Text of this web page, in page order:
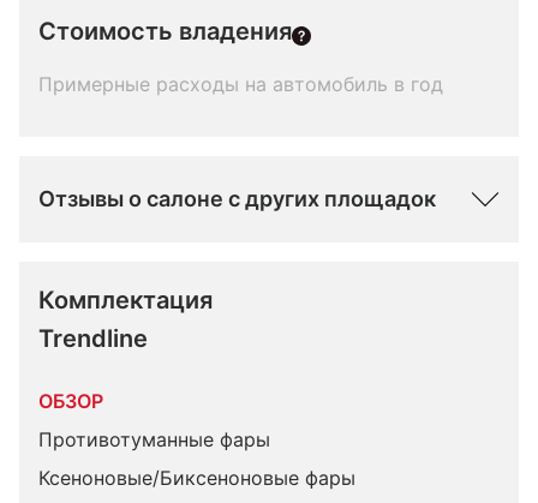
Стоимость владения
Примерные расходы на автомобиль в год
Отзывы о салоне с других площадок
Комплектация
Trendline
ОБЗОР
Противотуманные фары
Ксеноновые/Биксеноновые фары